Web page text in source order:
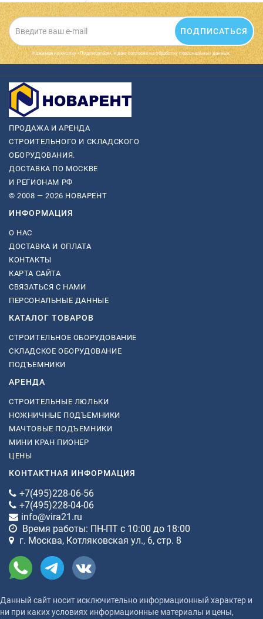
ПОДПИСАТЬСЯ
Нажимая на кнопку «Подписаться», я даю cогласие на обработку персональных данных.
ПРОДАЖА И АРЕНДА
СТРОИТЕЛЬНОГО И СКЛАДСКОГО
ОБОРУДОВАНИЯ.
ДОСТАВКА ПО МОСКВЕ
И РЕГИОНАМ РФ
© 2008 — 2026 НОВАРЕНТ
ИНФОРМАЦИЯ
О НАС
ДОСТАВКА И ОПЛАТА
КОНТАКТЫ
КАРТА САЙТА
СВЯЗАТЬСЯ С НАМИ
ПЕРСОНАЛЬНЫЕ ДАННЫЕ
КАТАЛОГ ТОВАРОВ
СТРОИТЕЛЬНОЕ ОБОРУДОВАНИЕ
СКЛАДСКОЕ ОБОРУДОВАНИЕ
ПОДЪЕМНИКИ
АРЕНДА
СТРОИТЕЛЬНЫЕ ЛЮЛЬКИ
НОЖНИЧНЫЕ ПОДЪЕМНИКИ
МАЧТОВЫЕ ПОДЪЕМНИКИ
МИНИ КРАН ПИОНЕР
ЦЕНЫ
КОНТАКТНАЯ ИНФОРМАЦИЯ
+7(495)228-06-56
+7(495)228-04-06
info@vira21.ru
Время работы: ПН-ПТ с 10:00 до 18:00
г. Москва, Котляковская ул., 6, стр. 8
Данный сайт носит исключительно информационный характер и
ни при каких условиях информационные материалы и цены,